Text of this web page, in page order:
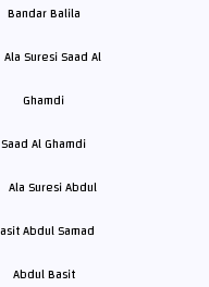
Bandar Balila
Saad Al Ghamdi
Abdul Basit